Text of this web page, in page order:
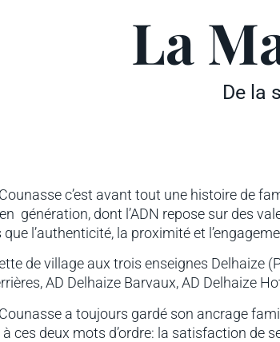
La
De la
c’est avant tout une histoire de
génération, dont l’ADN repose sur des
l’authenticité, la proximité et
de village aux trois enseignes Delhaize
AD Delhaize Barvaux, AD Delhaize
a toujours gardé son ancrage
ces deux mots d’ordre: la satisfaction de